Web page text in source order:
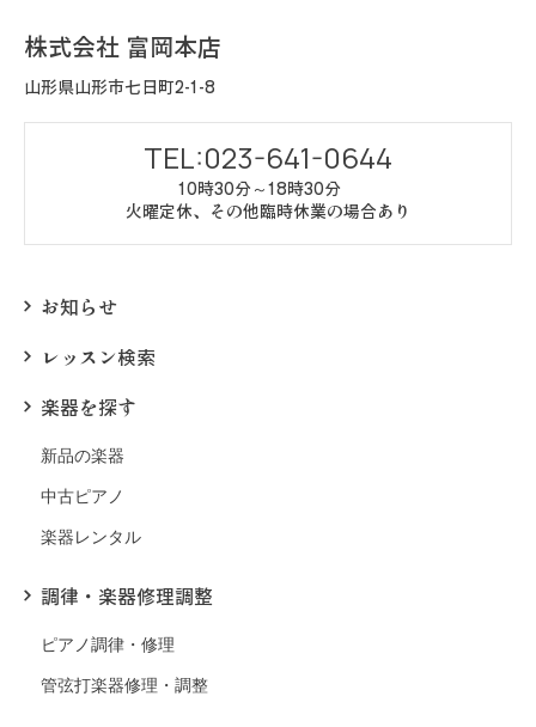
株式会社 富岡本店
山形県山形市七日町2-1-8
TEL:023-641-0644
10時30分～18時30分
火曜定休、その他臨時休業の場合あり
お知らせ
レッスン検索
楽器を探す
新品の楽器
中古ピアノ
楽器レンタル
調律・楽器修理調整
ピアノ調律・修理
管弦打楽器修理・調整